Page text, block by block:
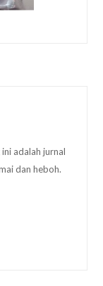
adalah jurnal
dan heboh.